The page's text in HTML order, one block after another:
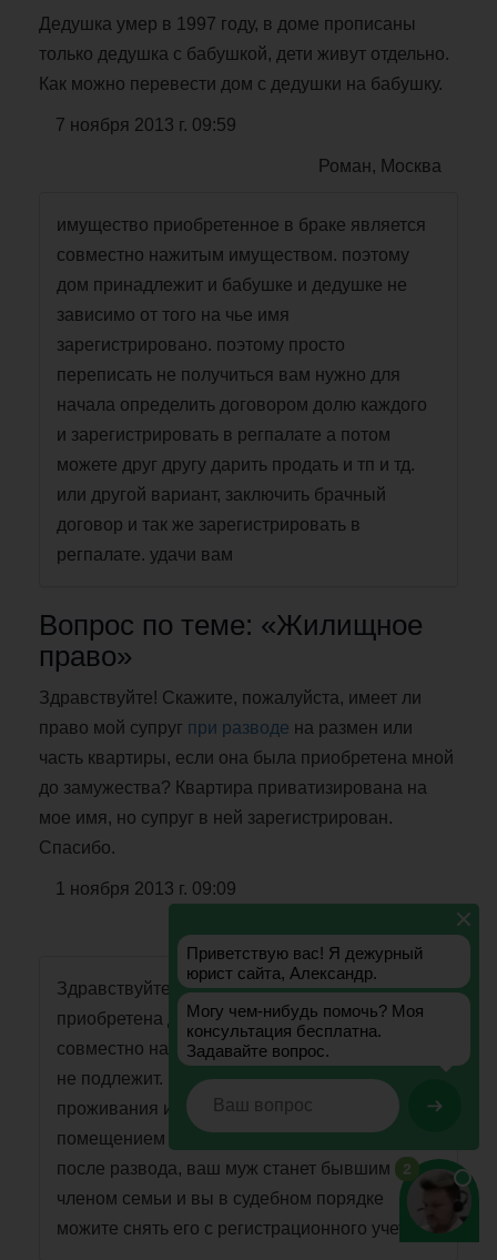
Дедушка умер в 1997 году, в доме прописаны
только дедушка с бабушкой, дети живут отдельно.
Как можно перевести дом с дедушки на бабушку.
7 ноября 2013 г. 09:59
Роман, Москва
имущество приобретенное в браке является
совместно нажитым имуществом. поэтому
дом принадлежит и бабушке и дедушке не
зависимо от того на чье имя
зарегистрировано. поэтому просто
переписать не получиться вам нужно для
начала определить договором долю каждого
и зарегистрировать в регпалате а потом
можете друг другу дарить продать и тп и тд.
или другой вариант, заключить брачный
договор и так же зарегистрировать в
регпалате. удачи вам
Вопрос по теме: «Жилищное
право»
Здравствуйте! Скажите, пожалуйста, имеет ли
право мой супруг при разводе на размен или
часть квартиры, если она была приобретена мной
до замужества? Квартира приватизирована на
мое имя, но супруг в ней зарегистрирован.
Спасибо.
1 ноября 2013 г. 09:09
Здравствуйте. Татьяна. Если квартира
приобретена до брака, она не является
совместно нажитым имуществом и разделу
не подлежит. Регистрация дает право
проживания и пользования жилым
помещением членов семьи собственника,
после развода, ваш муж станет бывшим
членом семьи и вы в судебном порядке
можите снять его с регистрационного учета.